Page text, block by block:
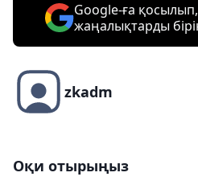
Google-ға қосылып,
жаңалықтарды
zkadm
Оқи отырыңыз